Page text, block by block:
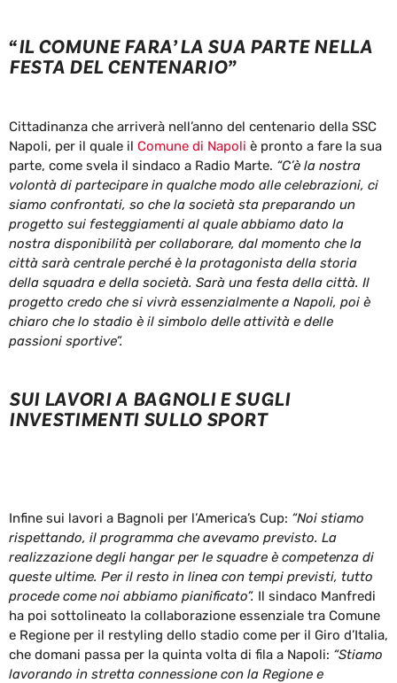
“IL COMUNE FARA’ LA SUA PARTE NELLA
FESTA DEL CENTENARIO”
Cittadinanza che arriverà nell’anno del centenario della SSC
Napoli, per il quale il Comune di Napoli è pronto a fare la sua
parte, come svela il sindaco a Radio Marte. “C’è la nostra
volontà di partecipare in qualche modo alle celebrazioni, ci
siamo confrontati, so che la società sta preparando un
progetto sui festeggiamenti al quale abbiamo dato la
nostra disponibilità per collaborare, dal momento che la
città sarà centrale perché è la protagonista della storia
della squadra e della società. Sarà una festa della città. Il
progetto credo che si vivrà essenzialmente a Napoli, poi è
chiaro che lo stadio è il simbolo delle attività e delle
passioni sportive”.
SUI LAVORI A BAGNOLI E SUGLI
INVESTIMENTI SULLO SPORT
Infine sui lavori a Bagnoli per l’America’s Cup: “Noi stiamo
rispettando, il programma che avevamo previsto. La
realizzazione degli hangar per le squadre è competenza di
queste ultime. Per il resto in linea con tempi previsti, tutto
procede come noi abbiamo pianificato”. Il sindaco Manfredi
ha poi sottolineato la collaborazione essenziale tra Comune
e Regione per il restyling dello stadio come per il Giro d’Italia,
che domani passa per la quinta volta di fila a Napoli: “Stiamo
lavorando in stretta connessione con la Regione e